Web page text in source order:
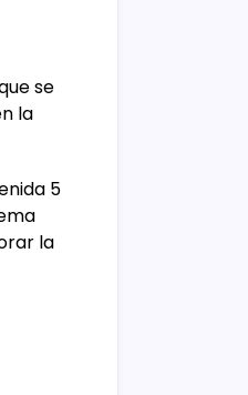
se
la
5
la